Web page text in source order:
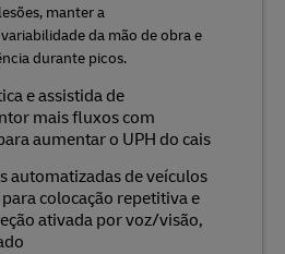
manter a
da mão de obra e
durante picos.
e assistida de
mais fluxos com
aumentar o UPH do cais
automatizadas de veículos
colocação repetitiva e
ativada por voz/visão,